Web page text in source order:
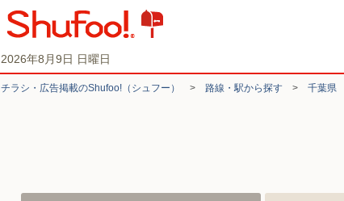
2026年8月9日 日曜日
チラシ・​広告掲載の​Shufoo!​（シュフー） > 路線・駅から探す > 千葉県